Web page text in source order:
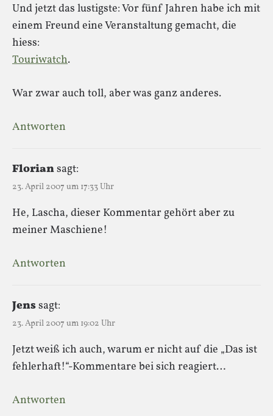
Und jetzt das lustigste: Vor fünf Jahren habe ich mit
einem Freund eine Veranstaltung gemacht, die
hiess:
Touriwatch.
War zwar auch toll, aber was ganz anderes.
Antworten
Floriansagt:
23. April 2007 um 17:33 Uhr
He, Lascha, dieser Kommentar gehört aber zu
meiner Maschiene!
Antworten
Jenssagt:
23. April 2007 um 19:02 Uhr
Jetzt weiß ich auch, warum er nicht auf die „Das ist
fehlerhaft!“-Kommentare bei sich reagiert…
Antworten